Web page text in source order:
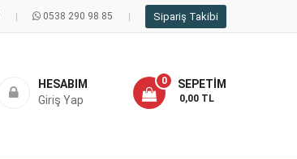
0538 290 98 85 Sipariş Takibi
SEPETIM
0
- 0,00 TL
HESABIM
Giriş Yap